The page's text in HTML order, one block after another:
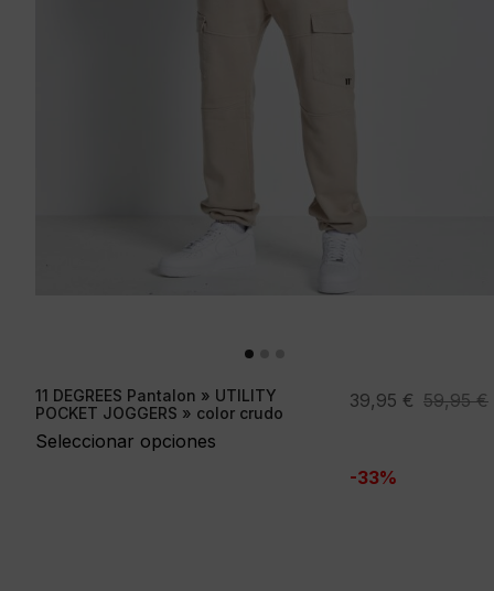
11 DEGREES Pantalon » UTILITY
POCKET JOGGERS » color crudo
Seleccionar opciones
59,95€
El
era:
39,95 €
El
es:
-33%